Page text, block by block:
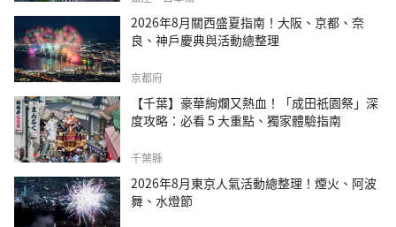
2026年8月關西盛夏指南！大阪、京都、奈
良、神戶慶典與活動總整理
京都府
【千葉】豪華絢爛又熱血！「成田祇園祭」深
度攻略：必看 5 大重點、獨家體驗指南
千葉縣
2026年8月東京人氣活動總整理！煙火、阿波
舞、水燈節